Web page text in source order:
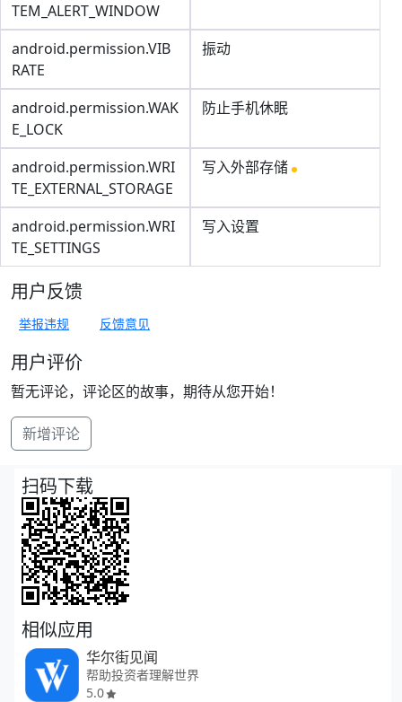
TEM_ALERT_WINDOW
android.permission.VIB
RATE
振动
android.permission.WAK
E_LOCK
防止手机休眠
android.permission.WRI
TE_EXTERNAL_STORAGE
写入外部存储
android.permission.WRI
TE_SETTINGS
写入设置
用户反馈
举报违规 反馈意见
用户评价
暂无评论，评论区的故事，期待从您开始！
新增评论
扫码下载
相似应用
华尔街见闻
帮助投资者理解世界
5.0